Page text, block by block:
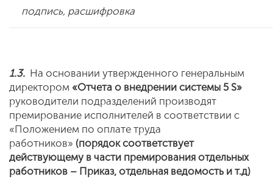
подпись, расшифровка
1.3. На основании утвержденного генеральным
директором «Отчета о внедрении системы 5 S»
руководители подразделений производят
премирование исполнителей в соответствии с
«Положением по оплате труда
работников» (порядок соответствует
действующему в части премирования отдельных
работников – Приказ, отдельная ведомость и т.д)